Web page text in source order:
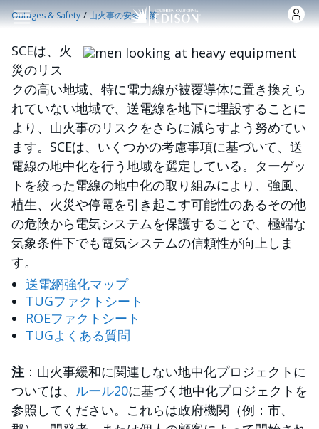
Skip to main content
Outages & Safety /山火事の安全対策
画像
SCEは、火
災のリス
クの高い地域、特に電力線が被覆導体に置き換えら
れていない地域で、送電線を地下に埋設することに
より、山火事のリスクをさらに減らすよう努めてい
ます。SCEは、いくつかの考慮事項に基づいて、送
電線の地中化を行う地域を選定している。ターゲッ
トを絞った電線の地中化の取り組みにより、強風、
植生、火災や停電を引き起こす可能性のあるその他
の危険から電気システムを保護することで、極端な
気象条件下でも電気システムの信頼性が向上しま
す。
送電網強化マップ
TUGファクトシート
ROEファクトシート
TUGよくある質問
注 ：山火事緩和に関連しない地中化プロジェクトに
ついては、 ルール20に基づく地中化プロジェクトを
参照してください。これらは政府機関（例：市、